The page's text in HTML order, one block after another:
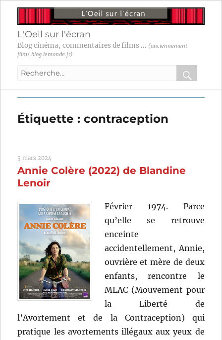
L'Oeil sur l'écran
Blog cinéma, commentaires de films ... (anciennement
films.blog.lemonde.fr)
Recherche
:
OK
Étiquette :contraception
5 mars 2024
Annie Colère (2022) de Blandine
Lenoir
Février 1974. Parce
qu’elle se retrouve
enceinte
accidentellement, Annie,
ouvrière et mère de deux
enfants, rencontre le
MLAC (Mouvement pour
la Liberté de
l’Avortement et de la Contraception) qui
pratique les avortements illégaux aux yeux de